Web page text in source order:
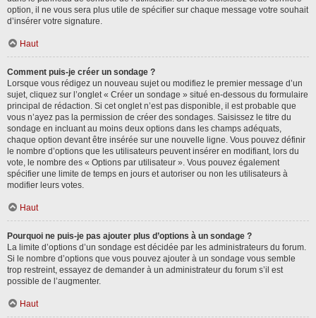
option, il ne vous sera plus utile de spécifier sur chaque message votre souhait
d’insérer votre signature.
Haut
Comment puis-je créer un sondage ?
Lorsque vous rédigez un nouveau sujet ou modifiez le premier message d’un
sujet, cliquez sur l’onglet « Créer un sondage » situé en-dessous du formulaire
principal de rédaction. Si cet onglet n’est pas disponible, il est probable que
vous n’ayez pas la permission de créer des sondages. Saisissez le titre du
sondage en incluant au moins deux options dans les champs adéquats,
chaque option devant être insérée sur une nouvelle ligne. Vous pouvez définir
le nombre d’options que les utilisateurs peuvent insérer en modifiant, lors du
vote, le nombre des « Options par utilisateur ». Vous pouvez également
spécifier une limite de temps en jours et autoriser ou non les utilisateurs à
modifier leurs votes.
Haut
Pourquoi ne puis-je pas ajouter plus d’options à un sondage ?
La limite d’options d’un sondage est décidée par les administrateurs du forum.
Si le nombre d’options que vous pouvez ajouter à un sondage vous semble
trop restreint, essayez de demander à un administrateur du forum s’il est
possible de l’augmenter.
Haut